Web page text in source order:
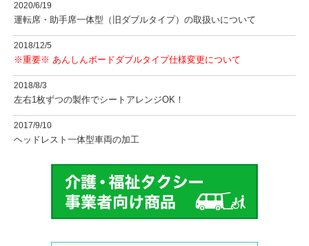
2020/6/19
運転席・助手席一体型（旧ダブルタイプ）の取扱いについて
2018/12/5
※重要※ あんしんボードダブルタイプ仕様変更について
2018/8/3
左右1枚ずつの製作でシートアレンジOK！
2017/9/10
ヘッドレスト一体型車両の加工